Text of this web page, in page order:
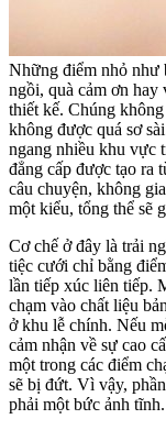
Những điểm nhỏ như
ngồi, quà cảm ơn hay
thiết kế. Chúng
không được quá sơ
ngang nhiều khu vực
đẳng cấp được tạo ra
câu chuyện, không
một kiểu, tổng thể sẽ
Cơ chế ở đây là trải
tiệc cưới chỉ bằng
lần tiếp xúc liên tiếp.
chạm vào chất liệu
ở khu lễ chính. Nếu
cảm nhận về sự cao
một trong các điểm
sẽ bị đứt. Vì vậy,
phải một bức ảnh tĩnh.